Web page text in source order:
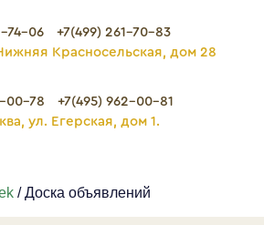
74-06
+7(499) 261-70-83
Красносельская, дом 28
00-78
+7(495) 962-00-81
ул. Егерская, дом 1.
/ Доска объявлений